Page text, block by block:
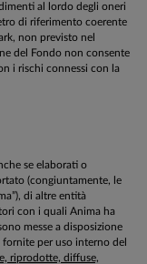
al lordo degli oneri
di riferimento coerente
non previsto nel
del Fondo non consente
i rischi connessi con la
se elaborati o
(congiuntamente, le
di altre entità
con i quali Anima ha
messe a disposizione
per uso interno del
riprodotte, diffuse,